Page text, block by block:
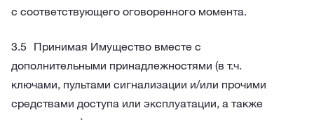
с соответствующего оговоренного момента.
Принимая Имущество вместе с
дополнительными принадлежностями (в т.ч.
ключами, пультами сигнализации и/или прочими
средствами доступа или эксплуатации, а также